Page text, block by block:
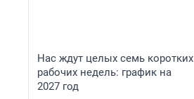
Нас ждут целых семь коротких
рабочих недель: график на
2027 год